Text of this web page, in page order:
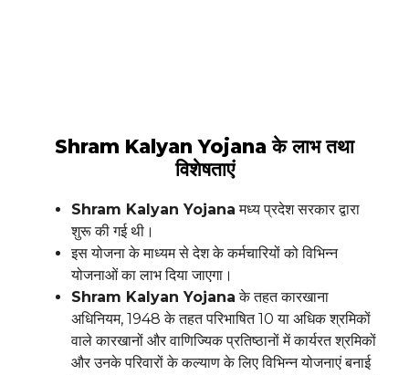
Shram Kalyan Yojana के लाभ तथा
विशेषताएं
Shram Kalyan Yojana मध्य प्रदेश सरकार द्वारा
शुरू की गई थी।
इस योजना के माध्यम से देश के कर्मचारियों को विभिन्न
योजनाओं का लाभ दिया जाएगा।
Shram Kalyan Yojana के तहत कारखाना
अधिनियम, 1948 के तहत परिभाषित 10 या अधिक श्रमिकों
वाले कारखानों और वाणिज्यिक प्रतिष्ठानों में कार्यरत श्रमिकों
और उनके परिवारों के कल्याण के लिए विभिन्न योजनाएं बनाई